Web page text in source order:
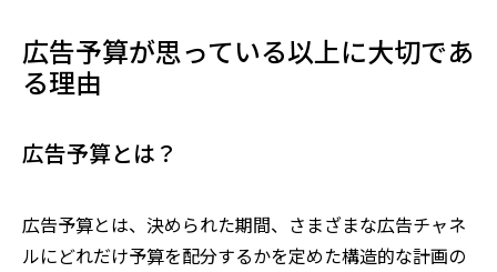
広告予算が思っている以上に大切であ
る理由
広告予算とは？
広告予算とは、決められた期間、さまざまな広告チャネ
ルにどれだけ予算を配分するかを定めた構造的な計画の